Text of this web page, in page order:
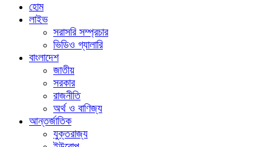
হোম
লাইভ
সরাসরি সম্প্রচার
ভিডিও গ্যালারি
বাংলাদেশ
জাতীয়
সরকার
রাজনীতি
অর্থ ও বাণিজ্য
আন্তর্জাতিক
যুক্তরাজ্য